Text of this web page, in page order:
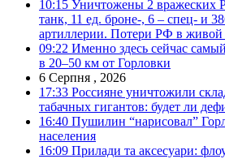
10:15 Уничтожены 2 вражеских
танк, 11 ед. броне-, 6 – спец- и
артиллерии. Потери РФ в живой
09:22 Именно здесь сейчас
в 20–50 км от Горловки
6 Серпня , 2026
17:33 Россияне уничтожили
табачных гигантов: будет ли
16:40 Пушилин “нарисовал”
населения
16:09 Прилади та аксесуари: